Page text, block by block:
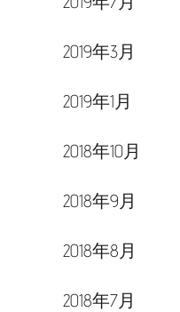
2019年3月
2019年1月
2018年10月
2018年9月
2018年8月
2018年7月